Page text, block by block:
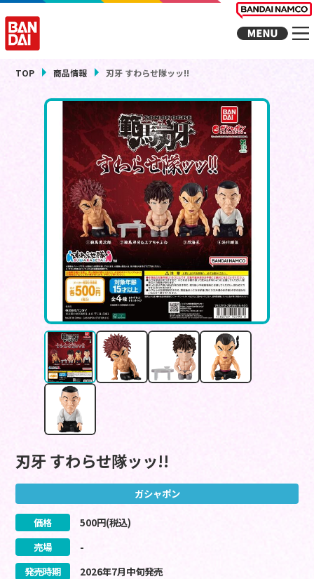
TOP 商品情報 刃牙 すわらせ隊ッッ!!
刃牙 すわらせ隊ッッ!!
ガシャポン
価格 500円(税込)
売場
-
発売時期
2026年7月中旬発売